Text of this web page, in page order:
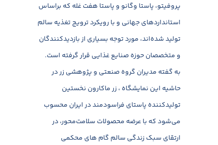
پروفیتو، پاستا وگانو و پاستا هفت غله که براساس
استانداردهای جهانی و با رویکرد ترویج تغذیه سالم
تولید شده‌اند، مورد توجه بسیاری از بازدیدکنندگان
و متخصصان حوزه صنایع غذایی قرار گرفته است.
به گفته مدیران گروه صنعتی و پژوهشی زر در
حاشیه این نمایشگاه ، زر ماکارون نخستین
تولیدکننده پاستای فراسودمند در ایران محسوب
می‌شود که با عرضه محصولات سلامت‌محور، در
ارتقای سبک زندگی سالم گام های محکمی